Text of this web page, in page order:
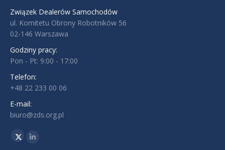
Związek Dealerów Samochodów
ul. Komitetu Obrony Robotników 56
02-146 Warszawa
Godziny pracy:
Pon - Pt: 9:00 - 17:00
Telefon:
+48 22 233 00 06
E-mail:
biuro@zds.org.pl
Znajdź nas na:
TwitterLinkedin